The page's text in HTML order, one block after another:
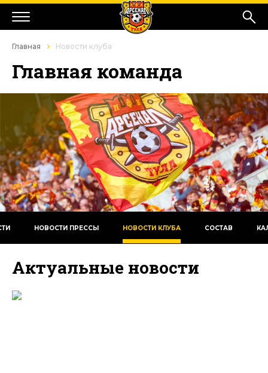
Главная Новости клуба
Главная команда
НОВОСТИ ПРЕССЫ НОВОСТИ КЛУБА СОСТАВ
Актуальные новости